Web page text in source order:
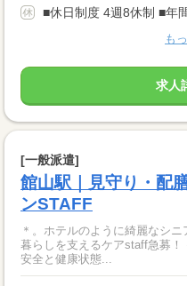
■休日制度 4週8休制 ■年
も
求人
[一般派遣]
館山駅｜見守り・配
ンSTAFF
＊。ホテルのように綺麗なシ
暮らしを支えるケアstaff急募！ ≪シゴト内容≫ ◆見守り ⇒入居者の
安全と健康状態...